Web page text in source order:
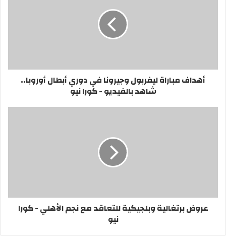
أهداف مباراة ليفربول وجيرونا في دوري أبطال أوروبا..
شاهد بالفيديو - كورا نيو
عروض برتغالية وبلجيكية للتعاقد مع نجم الأهلي - كورا
نيو